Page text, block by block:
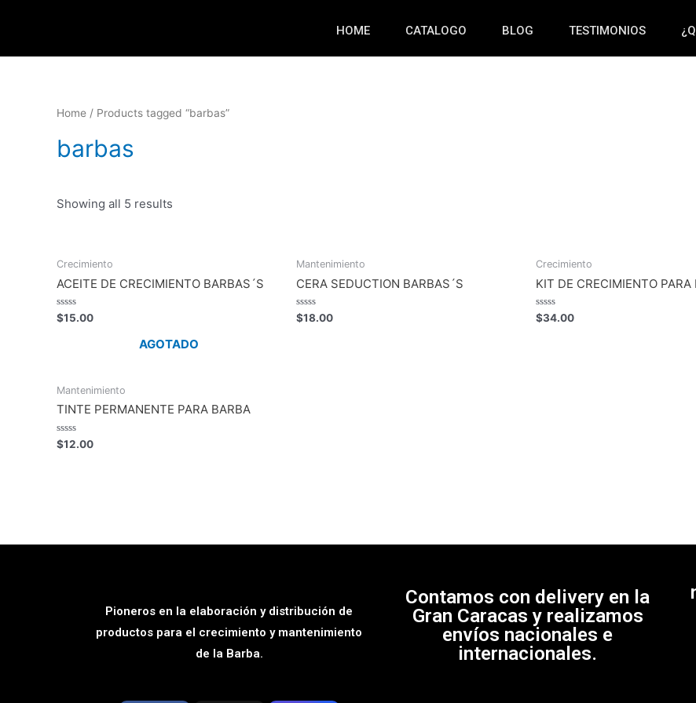
HOME CATALOGO BLOG TESTIMONIOS
Home / Products tagged “barbas”
barbas
Showing all 5 results
Crecimiento
ACEITE DE CRECIMIENTO BARBAS´S
Rated
0
$15.00
Mantenimiento
CERA SEDUCTION BARBAS´S
Rated
0
$18.00
Crecimiento
KIT DE CRECIMIENTO PARA
Rated
0
$34.00
AGOTADO
Mantenimiento
TINTE PERMANENTE PARA BARBA
Rated
0
$12.00
Pioneros en la elaboración y distribución de
productos para el crecimiento y mantenimiento
de la Barba.
Contamos con delivery en la
Gran Caracas y realizamos
envíos nacionales e
internacionales.